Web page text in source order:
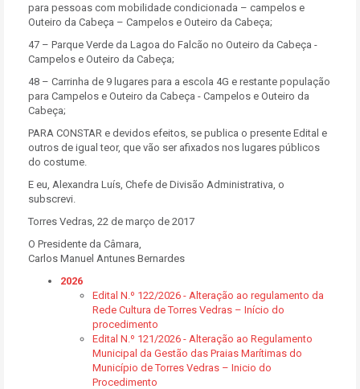
para pessoas com mobilidade condicionada – campelos e
Outeiro da Cabeça – Campelos e Outeiro da Cabeça;
47 – Parque Verde da Lagoa do Falcão no Outeiro da Cabeça -
Campelos e Outeiro da Cabeça;
48 – Carrinha de 9 lugares para a escola 4G e restante população
para Campelos e Outeiro da Cabeça - Campelos e Outeiro da
Cabeça;
PARA CONSTAR e devidos efeitos, se publica o presente Edital e
outros de igual teor, que vão ser afixados nos lugares públicos
do costume.
E eu, Alexandra Luís, Chefe de Divisão Administrativa, o
subscrevi.
Torres Vedras, 22 de março de 2017
O Presidente da Câmara,
Carlos Manuel Antunes Bernardes
2026
Edital N.º 122/2026 - Alteração ao regulamento da
Rede Cultura de Torres Vedras – Início do
procedimento
Edital N.º 121/2026 - Alteração ao Regulamento
Municipal da Gestão das Praias Marítimas do
Município de Torres Vedras – Inicio do
Procedimento